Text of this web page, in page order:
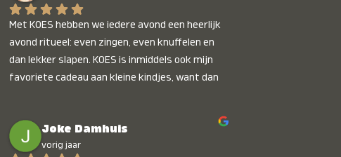
Met KOES hebben we iedere avond een heerlijk
avond ritueel: even zingen, even knuffelen en
dan lekker slapen. KOES is inmiddels ook mijn
favoriete cadeau aan kleine kindjes, want dan
onbetaalbaar :)
Joke Damhuis
vorig jaar